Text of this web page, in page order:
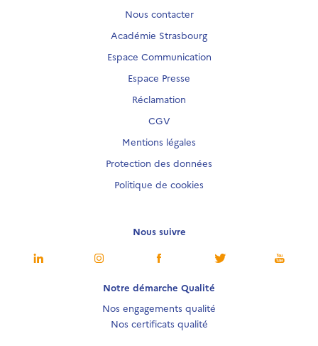
Nous contacter
Académie Strasbourg
Espace Communication
Espace Presse
Réclamation
CGV
Mentions légales
Protection des données
Politique de cookies
Nous suivre
Notre démarche Qualité
Nos engagements qualité
Nos certificats qualité